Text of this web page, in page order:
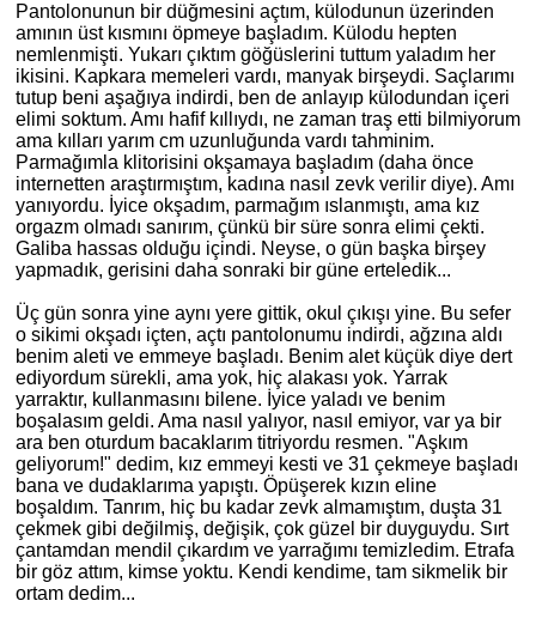
Pantolonunun bir düğmesini açtım, külodunun üzerinden
amının üst kısmını öpmeye başladım. Külodu hepten
nemlenmişti. Yukarı çıktım göğüslerini tuttum yaladım her
ikisini. Kapkara memeleri vardı, manyak birşeydi. Saçlarımı
tutup beni aşağıya indirdi, ben de anlayıp külodundan içeri
elimi soktum. Amı hafif kıllıydı, ne zaman traş etti bilmiyorum
ama kılları yarım cm uzunluğunda vardı tahminim.
Parmağımla klitorisini okşamaya başladım (daha önce
internetten araştırmıştım, kadına nasıl zevk verilir diye). Amı
yanıyordu. İyice okşadım, parmağım ıslanmıştı, ama kız
orgazm olmadı sanırım, çünkü bir süre sonra elimi çekti.
Galiba hassas olduğu içindi. Neyse, o gün başka birşey
yapmadık, gerisini daha sonraki bir güne erteledik...
Üç gün sonra yine aynı yere gittik, okul çıkışı yine. Bu sefer
o sikimi okşadı içten, açtı pantolonumu indirdi, ağzına aldı
benim aleti ve emmeye başladı. Benim alet küçük diye dert
ediyordum sürekli, ama yok, hiç alakası yok. Yarrak
yarraktır, kullanmasını bilene. İyice yaladı ve benim
boşalasım geldi. Ama nasıl yalıyor, nasıl emiyor, var ya bir
ara ben oturdum bacaklarım titriyordu resmen. "Aşkım
geliyorum!" dedim, kız emmeyi kesti ve 31 çekmeye başladı
bana ve dudaklarıma yapıştı. Öpüşerek kızın eline
boşaldım. Tanrım, hiç bu kadar zevk almamıştım, duşta 31
çekmek gibi değilmiş, değişik, çok güzel bir duyguydu. Sırt
çantamdan mendil çıkardım ve yarrağımı temizledim. Etrafa
bir göz attım, kimse yoktu. Kendi kendime, tam sikmelik bir
ortam dedim...